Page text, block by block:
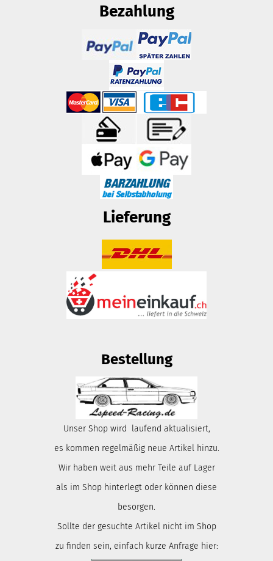
Bezahlung
Lieferung
Bestellung
Unser Shop wird laufend aktualisiert,
es kommen regelmäßig neue Artikel hinzu.
Wir haben weit aus mehr Teile auf Lager
als im Shop hinterlegt oder können diese
besorgen.
Sollte der gesuchte Artikel nicht im Shop
zu finden sein, einfach kurze Anfrage hier: